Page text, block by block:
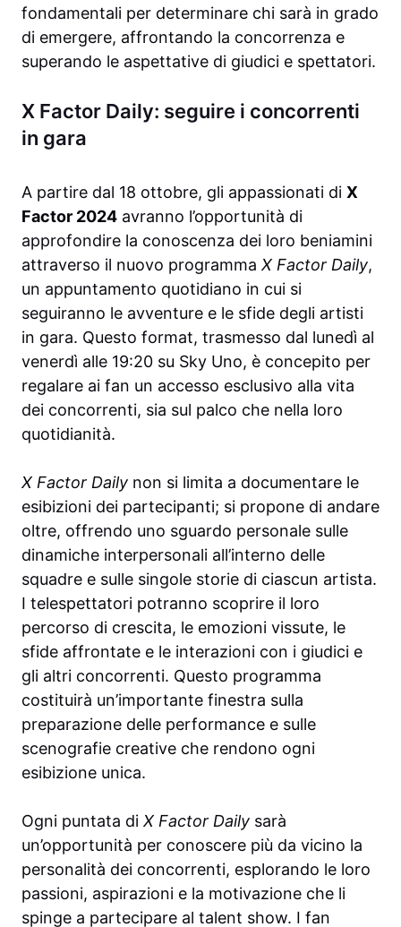
fondamentali per determinare chi sarà in grado
di emergere, affrontando la concorrenza e
superando le aspettative di giudici e spettatori.
X Factor Daily: seguire i concorrenti
in gara
A partire dal 18 ottobre, gli appassionati di X
Factor 2024 avranno l’opportunità di
approfondire la conoscenza dei loro beniamini
attraverso il nuovo programma X Factor Daily,
un appuntamento quotidiano in cui si
seguiranno le avventure e le sfide degli artisti
in gara. Questo format, trasmesso dal lunedì al
venerdì alle 19:20 su Sky Uno, è concepito per
regalare ai fan un accesso esclusivo alla vita
dei concorrenti, sia sul palco che nella loro
quotidianità.
X Factor Daily non si limita a documentare le
esibizioni dei partecipanti; si propone di andare
oltre, offrendo uno sguardo personale sulle
dinamiche interpersonali all’interno delle
squadre e sulle singole storie di ciascun artista.
I telespettatori potranno scoprire il loro
percorso di crescita, le emozioni vissute, le
sfide affrontate e le interazioni con i giudici e
gli altri concorrenti. Questo programma
costituirà un’importante finestra sulla
preparazione delle performance e sulle
scenografie creative che rendono ogni
esibizione unica.
Ogni puntata di X Factor Daily sarà
un’opportunità per conoscere più da vicino la
personalità dei concorrenti, esplorando le loro
passioni, aspirazioni e la motivazione che li
spinge a partecipare al talent show. I fan